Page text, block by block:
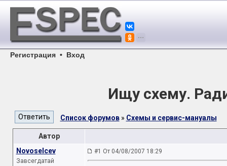
Регистрация • Вход
Ищу схему.
Список форумов» Схемы и сервис-мануалы
Автор
Novoselcev
Завсегдатай
#1 От 04/08/2007 18:29